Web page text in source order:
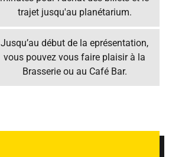
trajet jusqu'au planétarium.
Jusqu’au début de la eprésentation,
vous pouvez vous faire plaisir à la
Brasserie ou au Café Bar.